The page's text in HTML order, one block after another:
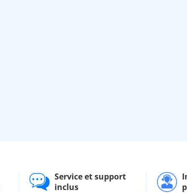
Service et support
inclus